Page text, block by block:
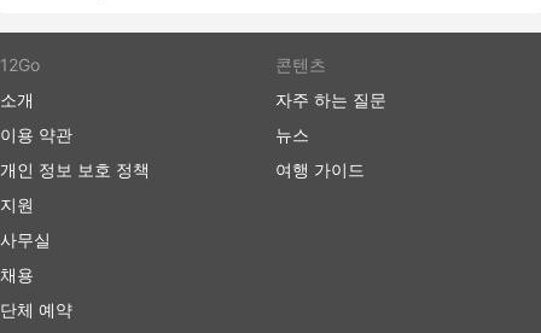
12Go
소개
이용 약관
개인 정보 보호 정책
지원
사무실
채용
단체 예약
콘텐츠
자주 하는 질문
뉴스
여행 가이드